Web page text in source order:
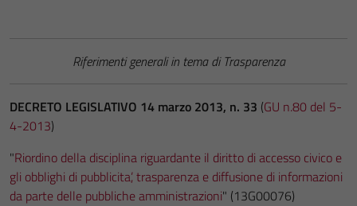
Riferimenti generali in tema di Trasparenza
DECRETO LEGISLATIVO 14 marzo 2013, n. 33 (GU n.80 del 5-
4-2013)
"Riordino della disciplina riguardante il diritto di accesso civico e
gli obblighi di pubblicita’, trasparenza e diffusione di informazioni
da parte delle pubbliche amministrazioni" (13G00076)